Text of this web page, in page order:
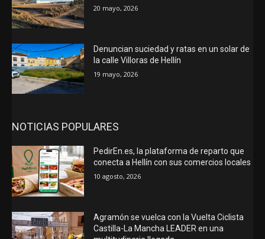
20 mayo, 2026
Denuncian suciedad y ratas en un solar de
la calle Villoras de Hellín
19 mayo, 2026
NOTICIAS POPULARES
PedirEn.es, la plataforma de reparto que
conecta a Hellín con sus comercios locales
10 agosto, 2026
Agramón se vuelca con la Vuelta Ciclista
Castilla-La Mancha LEADER en una